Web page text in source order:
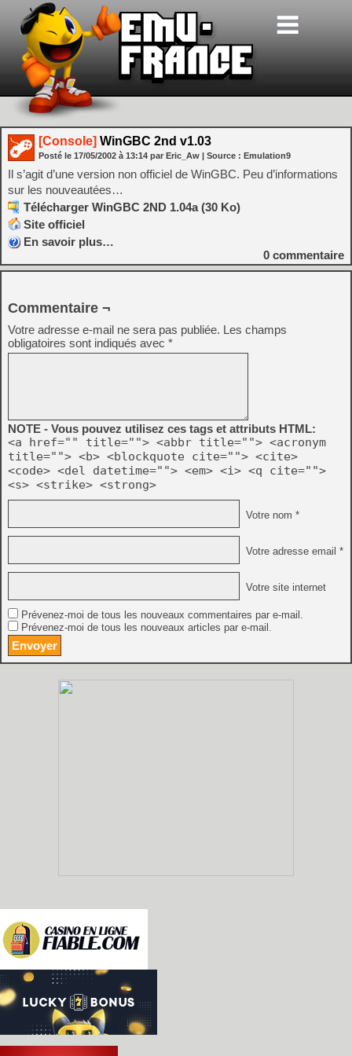
[Console] WinGBC 2nd v1.03
Posté le 17/05/2002 à 13:14 par Eric_Aw | Source : Emulation9
Il s’agit d’une version non officiel de WinGBC. Peu d’informations
sur les nouveautées…
Télécharger WinGBC 2ND 1.04a (30 Ko)
Site officiel
En savoir plus…
0 commentaire
Commentaire ¬
Votre adresse e-mail ne sera pas publiée. Les champs
obligatoires sont indiqués avec *
NOTE - Vous pouvez utilisez ces tags et attributs HTML:
<a href="" title=""> <abbr title=""> <acronym
title=""> <b> <blockquote cite=""> <cite>
<code> <del datetime=""> <em> <i> <q cite="">
<s> <strike> <strong>
Votre nom *
Votre adresse email *
Votre site internet
Prévenez-moi de tous les nouveaux commentaires par e-mail.
Prévenez-moi de tous les nouveaux articles par e-mail.